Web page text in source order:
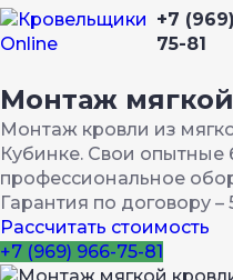
+7
75-81
Монтаж
Монтаж кровли из
Кубинке. Свои опытные
профессиональное
Гарантия по договору –
Рассчитать стоимость
+7 (969) 966-75-81